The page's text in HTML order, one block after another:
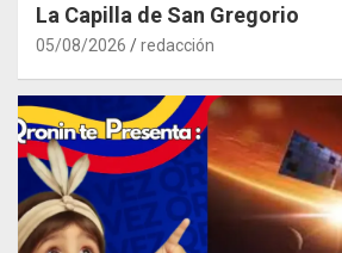
La Capilla de San Gregorio
05/08/2026 redacción